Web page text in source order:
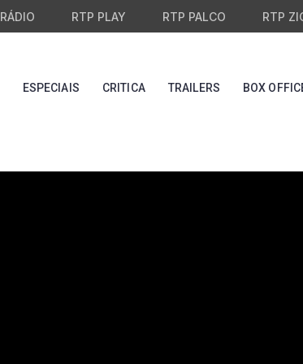
RÁDIO RTP PLAY RTP PALCO RTP
ESPECIAIS CRITICA TRAILERS BOX